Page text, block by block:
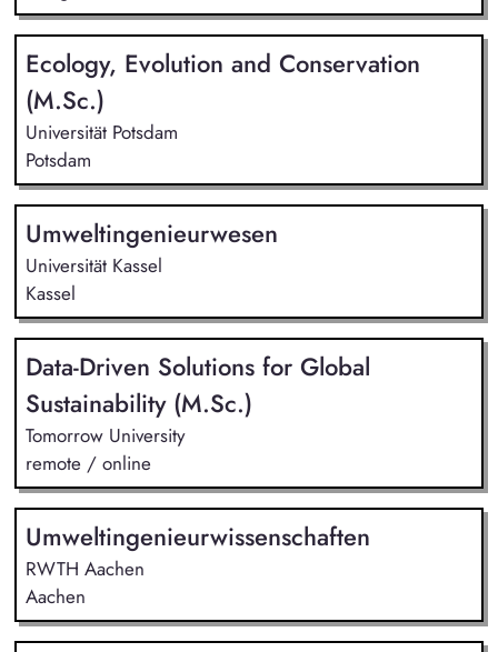
Ecology, Evolution and Conservation
(M.Sc.)
Universität Potsdam
Potsdam
Umweltingenieurwesen
Universität Kassel
Kassel
Data-Driven Solutions for Global
Sustainability (M.Sc.)
Tomorrow University
remote / online
Umweltingenieurwissenschaften
RWTH Aachen
Aachen